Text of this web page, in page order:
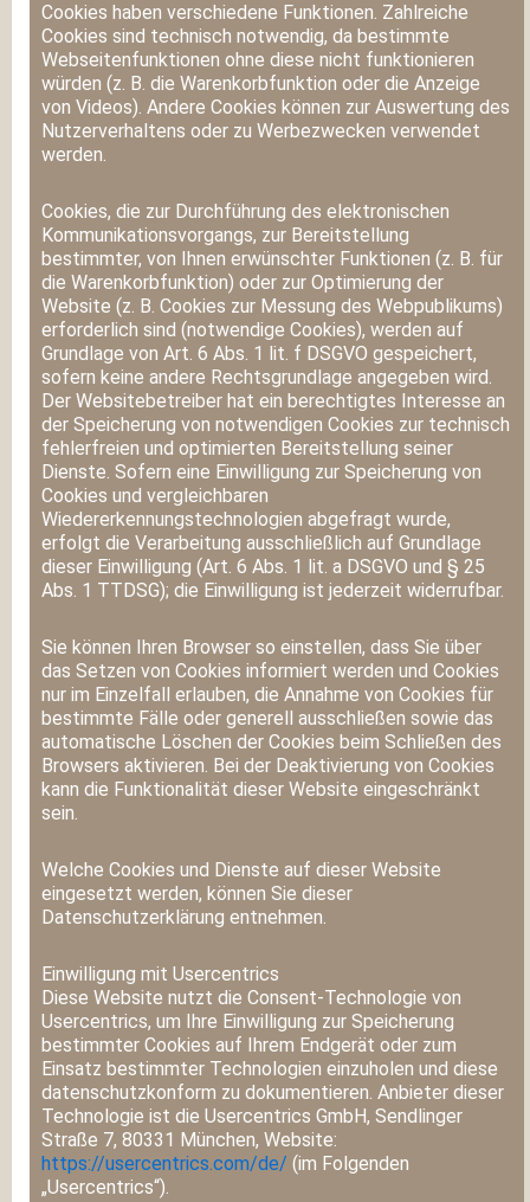
Cookies haben verschiedene Funktionen. Zahlreiche
Cookies sind technisch notwendig, da bestimmte
Webseitenfunktionen ohne diese nicht funktionieren
würden (z. B. die Warenkorbfunktion oder die Anzeige
von Videos). Andere Cookies können zur Auswertung des
Nutzerverhaltens oder zu Werbezwecken verwendet
werden.
Cookies, die zur Durchführung des elektronischen
Kommunikationsvorgangs, zur Bereitstellung
bestimmter, von Ihnen erwünschter Funktionen (z. B. für
die Warenkorbfunktion) oder zur Optimierung der
Website (z. B. Cookies zur Messung des Webpublikums)
erforderlich sind (notwendige Cookies), werden auf
Grundlage von Art. 6 Abs. 1 lit. f DSGVO gespeichert,
sofern keine andere Rechtsgrundlage angegeben wird.
Der Websitebetreiber hat ein berechtigtes Interesse an
der Speicherung von notwendigen Cookies zur technisch
fehlerfreien und optimierten Bereitstellung seiner
Dienste. Sofern eine Einwilligung zur Speicherung von
Cookies und vergleichbaren
Wiedererkennungstechnologien abgefragt wurde,
erfolgt die Verarbeitung ausschließlich auf Grundlage
dieser Einwilligung (Art. 6 Abs. 1 lit. a DSGVO und § 25
Abs. 1 TTDSG); die Einwilligung ist jederzeit widerrufbar.
Sie können Ihren Browser so einstellen, dass Sie über
das Setzen von Cookies informiert werden und Cookies
nur im Einzelfall erlauben, die Annahme von Cookies für
bestimmte Fälle oder generell ausschließen sowie das
automatische Löschen der Cookies beim Schließen des
Browsers aktivieren. Bei der Deaktivierung von Cookies
kann die Funktionalität dieser Website eingeschränkt
sein.
Welche Cookies und Dienste auf dieser Website
eingesetzt werden, können Sie dieser
Datenschutzerklärung entnehmen.
Einwilligung mit Usercentrics
Diese Website nutzt die Consent-Technologie von
Usercentrics, um Ihre Einwilligung zur Speicherung
bestimmter Cookies auf Ihrem Endgerät oder zum
Einsatz bestimmter Technologien einzuholen und diese
datenschutzkonform zu dokumentieren. Anbieter dieser
Technologie ist die Usercentrics GmbH, Sendlinger
Straße 7, 80331 München, Website:
https://usercentrics.com/de/ (im Folgenden
„Usercentrics“).